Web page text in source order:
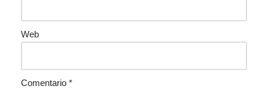
Web
Comentario *